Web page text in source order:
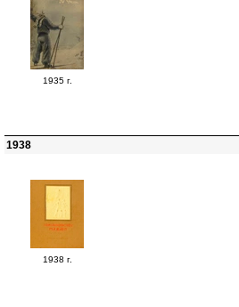
1935 г.
1938
1938 г.